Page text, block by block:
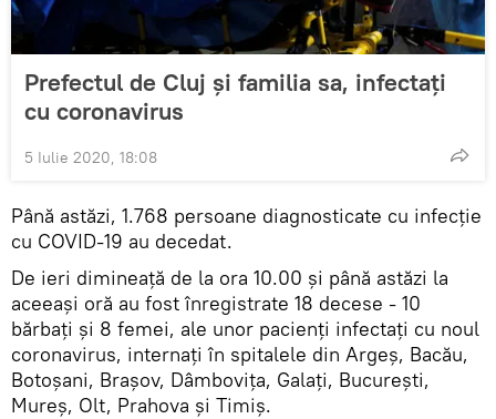
Prefectul de Cluj și familia sa, infectați
cu coronavirus
5 Iulie 2020, 18:08
Până astăzi, 1.768 persoane diagnosticate cu infecție
cu COVID-19 au decedat.
De ieri dimineață de la ora 10.00 și până astăzi la
aceeași oră au fost înregistrate 18 decese - 10
bărbați și 8 femei, ale unor pacienți infectați cu noul
coronavirus, internați în spitalele din Argeș, Bacău,
Botoșani, Brașov, Dâmbovița, Galați, București,
Mureș, Olt, Prahova și Timiș.